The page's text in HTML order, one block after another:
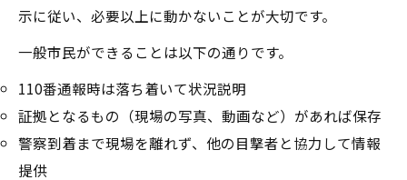
示に従い、必要以上に動かないことが大切です。
一般市民ができることは以下の通りです。
110番通報時は落ち着いて状況説明
証拠となるもの（現場の写真、動画など）があれば保存
警察到着まで現場を離れず、他の目撃者と協力して情報
提供